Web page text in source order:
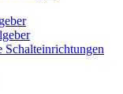
Schalteinrichtungen